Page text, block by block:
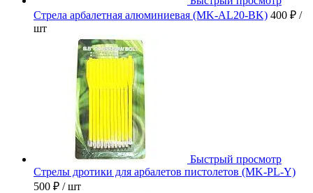
Стрела арбалетная алюминиевая (MK-AL20-BK) 400 ₽ /
шт
Быстрый просмотр
Стрелы дротики для арбалетов пистолетов (MK-PL-Y)
500 ₽ / шт